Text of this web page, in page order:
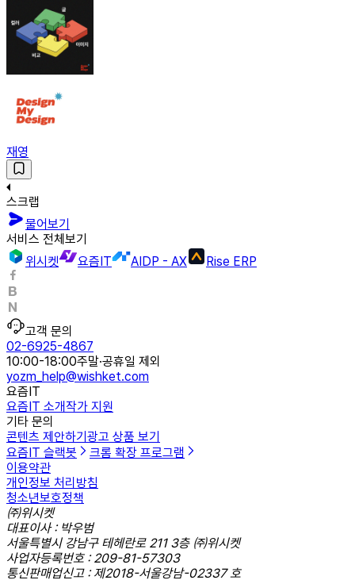
재영
스크랩
물어보기
서비스 전체보기
위시켓
요즘IT AIDP - AX Rise ERP
고객 문의
02-6925-4867
10:00-18:00주말·공휴일 제외
yozm_help@wishket.com
요즘IT
요즘IT 소개작가 지원
기타 문의
콘텐츠 제안하기 광고 상품 보기
요즘IT 슬랙봇
크롬 확장 프로그램
이용약관
개인정보 처리방침
청소년보호정책
㈜위시켓
대표이사 : 박우범
서울특별시 강남구 테헤란로 211 3층 ㈜위시켓
사업자등록번호 : 209-81-57303
통신판매업신고 : 제2018-서울강남-02337 호